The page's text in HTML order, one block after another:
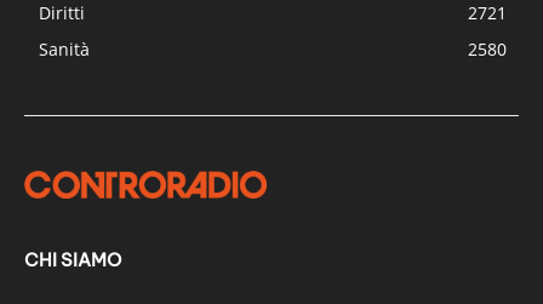
Diritti
2721
Sanità
2580
CHI SIAMO